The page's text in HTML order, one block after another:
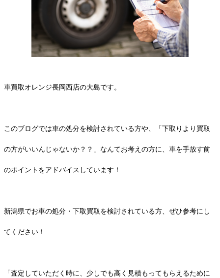
車買取オレンジ長岡西店の大島です。
このブログでは車の処分を検討されている方や、「下取りより買取
の方がいいんじゃないか？？」なんてお考えの方に、車を手放す前
のポイントをアドバイスしています！
新潟県でお車の処分・下取買取を検討されている方、ぜひ参考にし
てください！
「査定していただく時に、少しでも高く見積もってもらえるために